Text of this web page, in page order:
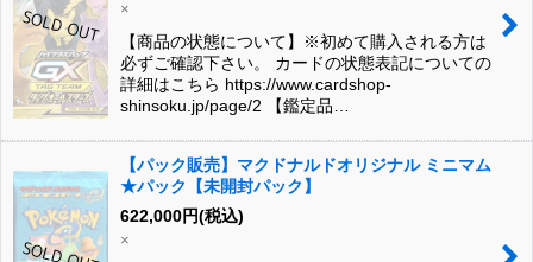
×
【商品の状態について】※初めて購入される方は
必ずご確認下さい。 カードの状態表記についての
詳細はこちら https://www.cardshop-
shinsoku.jp/page/2 【鑑定品…
【パック販売】マクドナルドオリジナル ミニマム
★パック【未開封パック】
622,000円(税込)
×